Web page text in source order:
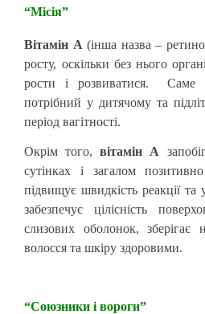
“Місія”
Вітамін А (інша назва –
росту, оскільки без нього
рости і розвиватися.
Саме
потрібний у дитячому та
період вагітності.
Окрім того,вітамін А
сутінках і загалом
підвищує швидкість реакції та
забезпечує цілісність
слизових оболонок, зберігає
волосся та шкіру здоровими.
“Союзники і вороги”